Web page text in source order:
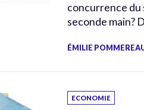
concurrence du
seconde main?
ÉMILIE
ECONOMIE